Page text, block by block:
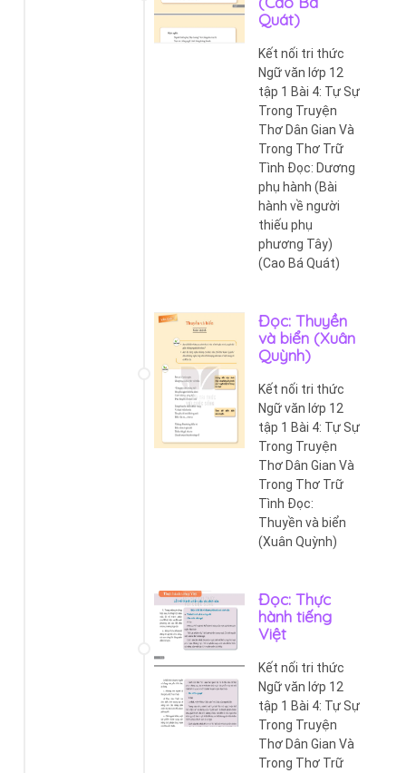
Quát)
Kết nối tri thức
Ngữ văn lớp 12
tập 1 Bài 4: Tự Sự
Trong Truyện
Thơ Dân Gian Và
Trong Thơ Trữ
Tình Đọc: Dương
phụ hành (Bài
hành về người
thiếu phụ
phương Tây)
(Cao Bá Quát)
Đọc: Thuyền
và biển (Xuân
Quỳnh)
Kết nối tri thức
Ngữ văn lớp 12
tập 1 Bài 4: Tự Sự
Trong Truyện
Thơ Dân Gian Và
Trong Thơ Trữ
Tình Đọc:
Thuyền và biển
(Xuân Quỳnh)
Đọc: Thực
hành tiếng
Việt
Kết nối tri thức
Ngữ văn lớp 12
tập 1 Bài 4: Tự Sự
Trong Truyện
Thơ Dân Gian Và
Trong Thơ Trữ